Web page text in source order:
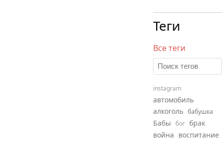
Теги
Все теги
instagram
автомобиль
алкоголь бабушка
Бабы бог брак
война воспитание